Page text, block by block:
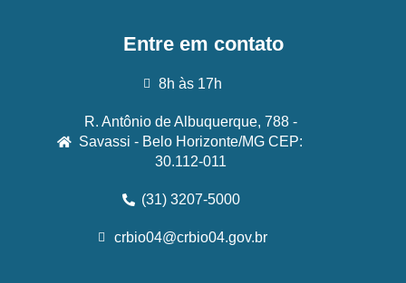
Entre em contato
8h às 17h
R. Antônio de Albuquerque, 788 -
Savassi - Belo Horizonte/MG CEP:
30.112-011
(31) 3207-5000
crbio04@crbio04.gov.br